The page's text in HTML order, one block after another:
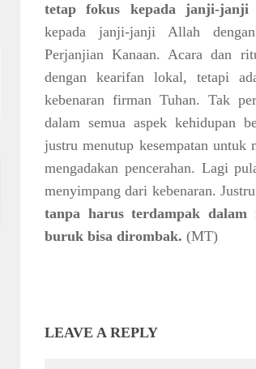
tetap fokus kepada janji-janji
kepada janji-janji Allah
Perjanjian Kanaan. Acara dan
dengan kearifan lokal, tetapi
kebenaran firman Tuhan. Tak
dalam semua aspek kehidupan
justru menutup kesempatan untuk
mengadakan pencerahan. Lagi
menyimpang dari kebenaran.
tanpa harus terdampak
buruk bisa dirombak. (MT)
LEAVE A REPLY